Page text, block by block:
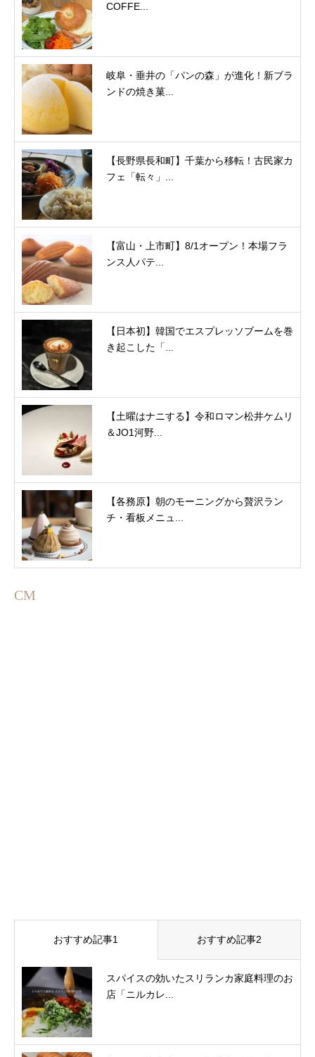
COFFE...
岐阜・垂井の「パンの森」が進化！新ブラ
ンドの焼き菓...
【長野県長和町】千葉から移転！古民家カ
フェ「転々」...
【富山・上市町】8/1オープン！本場フラ
ンス人パテ...
【日本初】韓国でエスプレッソブームを巻
き起こした「...
【土曜はナニする】令和ロマン松井ケムリ
＆JO1河野...
【各務原】朝のモーニングから贅沢ラン
チ・看板メニュ...
CM
おすすめ記事1 おすすめ記事2
スパイスの効いたスリランカ家庭料理のお
店「ニルカレ...